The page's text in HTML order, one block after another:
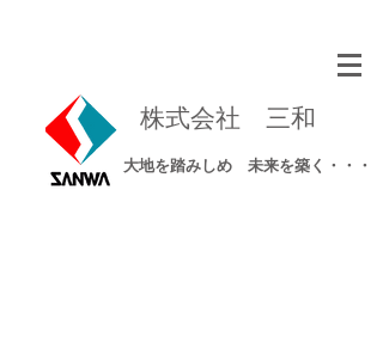
​株式会社 三和
​大地を踏みしめ 未来を築く・・・